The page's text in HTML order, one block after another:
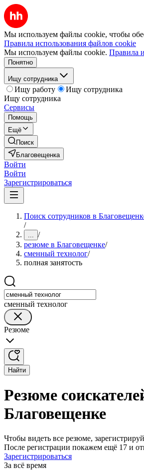
Мы используем файлы cookie, чтобы
Правила использования файлов cookie
Мы используем файлы cookie. Правила
Понятно
Ищу сотрудника
Ищу работу
Ищу сотрудника
Ищу сотрудника
Сервисы
Помощь
Ещё
Поиск
Благовещенка
Войти
Войти
Зарегистрироваться
Поиск сотрудников в
/
... /
резюме в Благовещенке/
сменный технолог/
полная занятость
сменный технолог
Резюме
Найти
Резюме
Благовещенке
Чтобы видеть все резюме,
После регистрации покажем ещё 17 и
Зарегистрироваться
За всё время